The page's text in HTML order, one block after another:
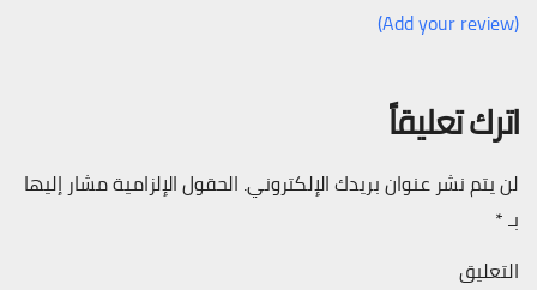
(Add your review)
اترك تعليقاً
لن يتم نشر عنوان بريدك الإلكتروني. الحقول الإلزامية مشار إليها
بـ*
التعليق